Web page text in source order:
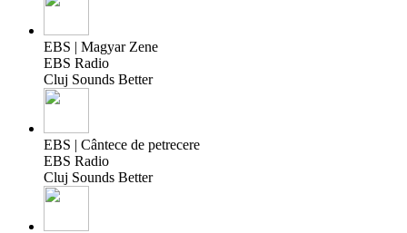
EBS | Magyar Zene
EBS Radio
Cluj Sounds Better
EBS | Cântece de petrecere
EBS Radio
Cluj Sounds Better